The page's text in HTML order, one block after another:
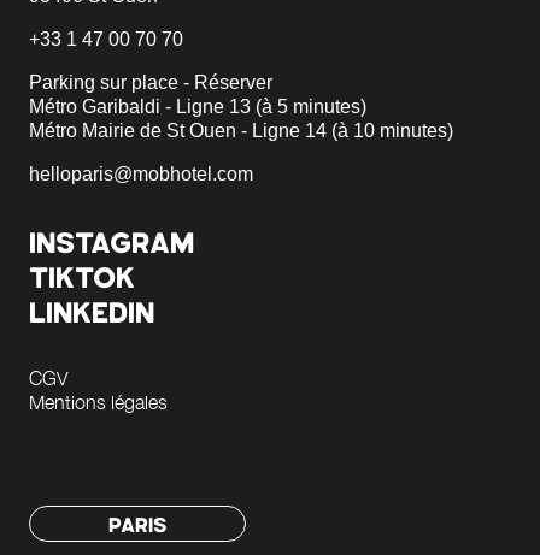
+33 1 47 00 70 70
Parking sur place - Réserver
Métro Garibaldi - Ligne 13 (à 5 minutes)
Métro Mairie de St Ouen - Ligne 14 (à 10 minutes)
helloparis@mobhotel.com
INSTAGRAM
TIKTOK
LINKEDIN
CGV
Mentions légales
PARIS